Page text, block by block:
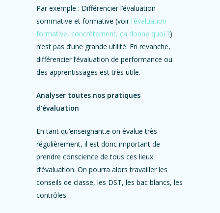
Par exemple : Différencier l’évaluation
sommative et formative (voir l’évaluation
formative, concrètement, ça donne quoi ?)
n’est pas d’une grande utilité. En revanche,
différencier l’évaluation de performance ou
des apprentissages est très utile.
Analyser toutes nos pratiques
d’évaluation
En tant qu’enseignant.e on évalue très
régulièrement, il est donc important de
prendre conscience de tous ces lieux
d’évaluation. On pourra alors travailler les
conseils de classe, les DST, les bac blancs, les
contrôles…